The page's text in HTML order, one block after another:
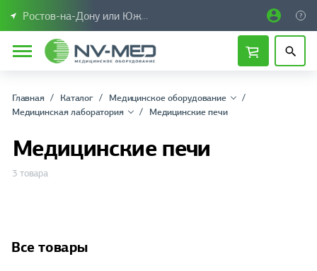
Ростов-на-Дону или Южный Федеральный округ
Главная Каталог
Медицинское оборудование
Медицинская лаборатория
Медицинские печи
Медицинские печи
3 товара
Все товары